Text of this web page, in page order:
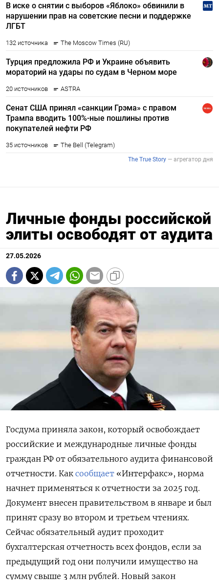
Личные фонды российской
элиты освободят от аудита
27.05.2026
Госдума приняла закон, который освобождает
российские и международные личные фонды
граждан РФ от обязательного аудита финансовой
отчетности. Как сообщает «Интерфакс», норма
начнет применяться к отчетности за 2025 год.
Документ внесен правительством в январе и был
принят сразу во втором и третьем чтениях.
Сейчас обязательный аудит проходит
бухгалтерская отчетность всех фондов, если за
предыдущий год они получили имущество на
сумму свыше 3 млн рублей. Новый закон